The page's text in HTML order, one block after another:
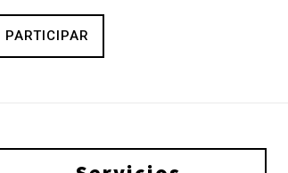
PARTICIPAR